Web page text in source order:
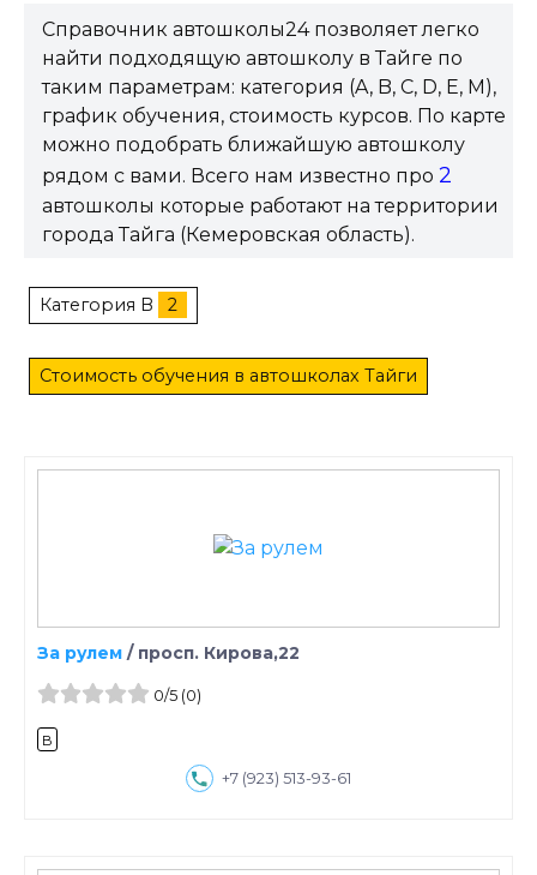
Справочник автошколы24 позволяет легко
найти подходящую автошколу в Тайге по
таким параметрам: категория (A, B, C, D, E, M),
график обучения, стоимость курсов. По карте
можно подобрать ближайшую автошколу
рядом с вами. Всего нам известно про 2
автошколы которые работают на территории
города Тайга (Кемеровская область).
Категория B 2
Стоимость обучения в автошколах Тайги
За рулем / просп. Кирова,22
0/5(0)
B
+7 (923) 513-93-61